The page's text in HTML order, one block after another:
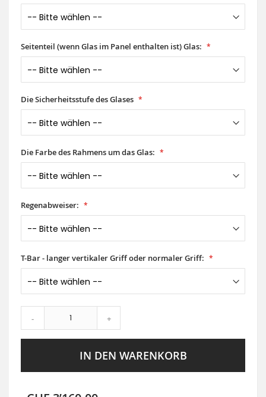
Seitenteil (wenn Glas im Panel enthalten ist) Glas:
Die Sicherheitsstufe des Glases
Die Farbe des Rahmens um das Glas:
Regenabweiser:
T-Bar - langer vertikaler Griff oder normaler Griff:
- +
IN DEN WARENKORB